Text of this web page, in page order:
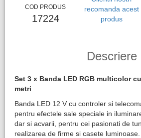
COD PRODUS
17224
recomanda acest
produs
Descriere
Set 3 x Banda LED RGB multicolor
metri
Banda LED 12 V cu controler si
pentru efectele sale speciale in
dar si acvarii, pentru cei pasionati de
realizarea de firme si casete